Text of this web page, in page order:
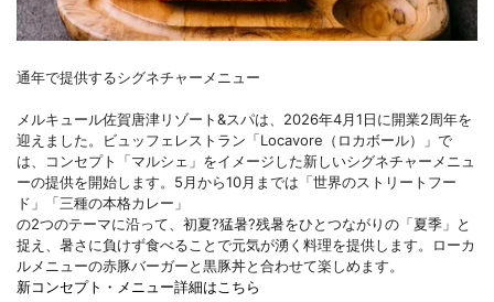
通年で提供するシグネチャーメニュー
メルキュール佐賀唐津リゾート&スパは、2026年4月1日に開業2周年を
迎えました。ビュッフェレストラン「Locavore（ロカボール）」で
は、コンセプト「マルシェ」をイメージした新しいシグネチャーメニュ
ーの提供を開始します。5月から10月までは「世界のストリートフー
ド」「三種の本格カレー」
の2つのテーマに沿って、初夏?猛暑?残暑をひとつながりの「夏季」と
捉え、暑さに負けず食べることで元気が湧く料理を提供します。ローカ
ルメニューの赤豚バーガーと黒豚丼と合わせて楽しめます。
新コンセプト・メニュー詳細はこちら